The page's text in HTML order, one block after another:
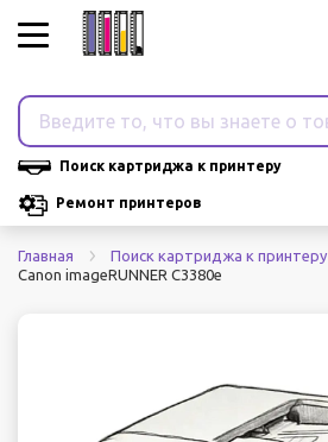
Поиск картриджа к принтеру
Ремонт принтеров
Главная Поиск картриджа к принтеру
Canon imageRUNNER C3380e